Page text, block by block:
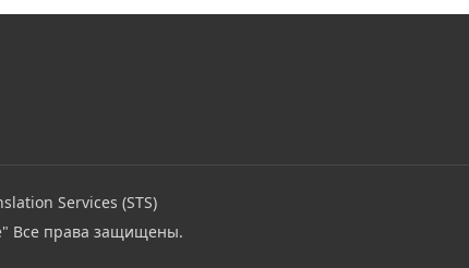
Services (STS)
Все права защищены.